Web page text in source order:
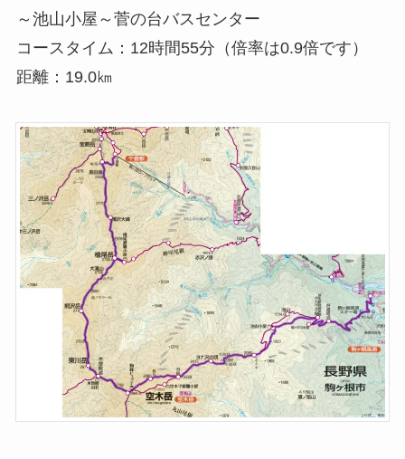
～池山小屋～菅の台バスセンター
コースタイム：12時間55分（倍率は0.9倍です）
距離：19.0㎞